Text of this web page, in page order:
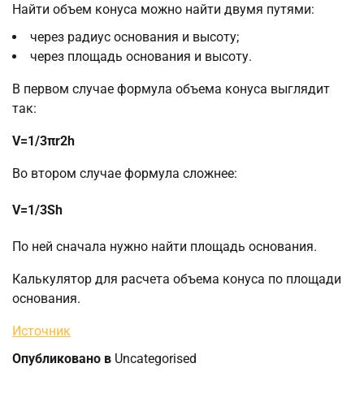
Найти объем конуса можно найти двумя путями:
через радиус основания и высоту;
через площадь основания и высоту.
В первом случае формула объема конуса выглядит
так:
V=​1/3​​πr​2​​h
Во втором случае формула сложнее:
V=​1/3​​Sh
По ней сначала нужно найти площадь основания.
Калькулятор для расчета объема конуса по площади
основания.
Источник
Опубликовано в Uncategorised